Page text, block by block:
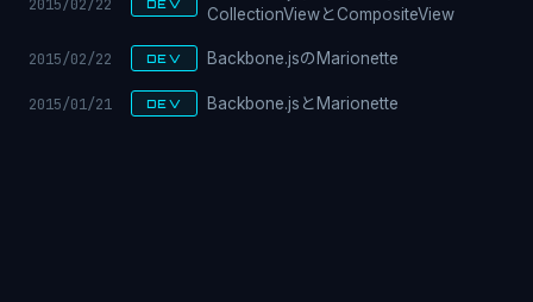
DEV
CollectionViewとCompositeView
2015/02/22 DEV Backbone.jsのMarionette
2015/01/21 DEV Backbone.jsとMarionette